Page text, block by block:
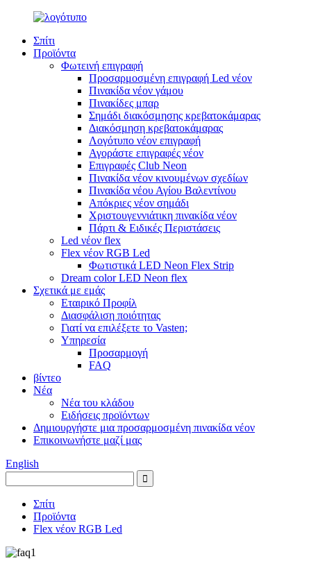
Σπίτι
Προϊόντα
Φωτεινή επιγραφή
Προσαρμοσμένη επιγραφή Led νέον
Πινακίδα νέον γάμου
Πινακίδες μπαρ
Σημάδι διακόσμησης κρεβατοκάμαρας
Διακόσμηση κρεβατοκάμαρας
Λογότυπο νέον επιγραφή
Αγοράστε επιγραφές νέον
Επιγραφές Club Neon
Πινακίδα νέον κινουμένων σχεδίων
Πινακίδα νέου Αγίου Βαλεντίνου
Απόκριες νέον σημάδι
Χριστουγεννιάτικη πινακίδα νέον
Πάρτι & Ειδικές Περιστάσεις
Led νέον flex
Flex νέον RGB Led
Φωτιστικά LED Neon Flex Strip
Dream color LED Neon flex
Σχετικά με εμάς
Εταιρικό Προφίλ
Διασφάλιση ποιότητας
Γιατί να επιλέξετε το Vasten;
Υπηρεσία
Προσαρμογή
FAQ
βίντεο
Νέα
Νέα του κλάδου
Ειδήσεις προϊόντων
Δημιουργήστε μια προσαρμοσμένη πινακίδα νέον
Επικοινωνήστε μαζί μας
English
Σπίτι
Προϊόντα
Flex νέον RGB Led